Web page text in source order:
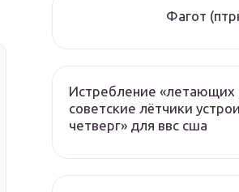
Фагот
Истребление «летающих
советские лётчики
четверг» для ввс сша